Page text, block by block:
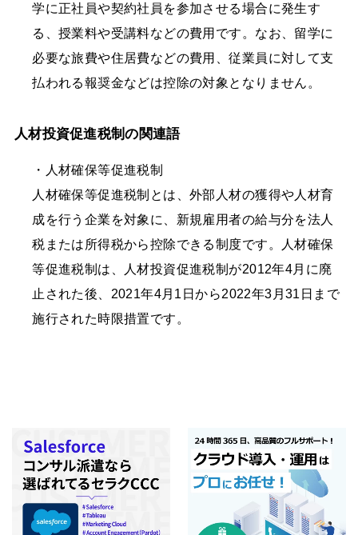
学に正社員や契約社員を参加させる場合に発生す
る、授業料や受講料などの費用です。なお、留学に
必要な旅費や住居費などの費用、従業員に対して支
払われる報奨金などは控除の対象となりません。
人材投資促進税制の関連語
・人材確保等促進税制
人材確保等促進税制とは、外部人材の獲得や人材育
成を行う企業を対象に、新規雇用者の給与分を法人
税または所得税から控除できる制度です。人材確保
等促進税制は、人材投資促進税制が2012年4月に廃
止された後、2021年4月1日から2022年3月31日まで
施行された時限措置です。